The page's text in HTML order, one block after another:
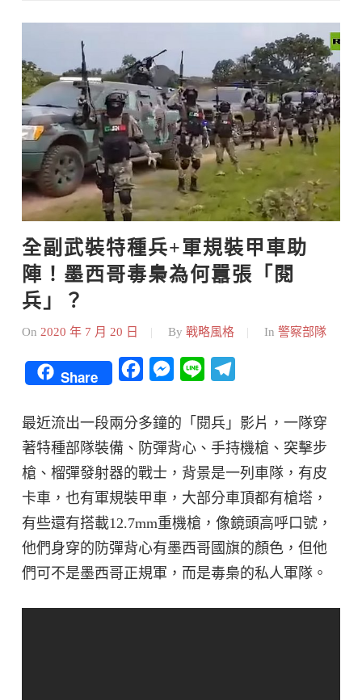
content
全副武裝特種兵+軍規裝甲車助
陣！墨西哥毒梟為何囂張「閱
兵」？
On 2020 年 7 月 20 日 By 戰略風格 In 警察部隊
Share FacebookMessenger
Line
最近流出一段兩分多鐘的「閱兵」影片，一隊穿
著特種部隊裝備、防彈背心、手持機槍、突擊步
槍、榴彈發射器的戰士，背景是一列車隊，有皮
卡車，也有軍規裝甲車，大部分車頂都有槍塔，
有些還有搭載12.7mm重機槍，像鏡頭高呼口號，
他們身穿的防彈背心有墨西哥國旗的顏色，但他
們可不是墨西哥正規軍，而是毒梟的私人軍隊。